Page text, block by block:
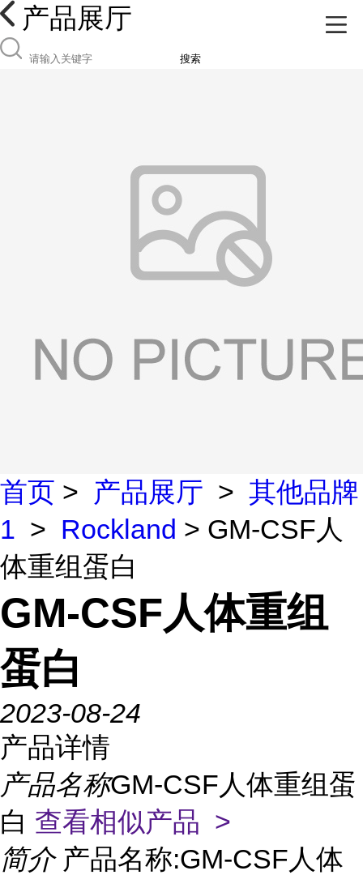
产品展厅
搜索
首页 > 产品展厅 > 其他品牌
1 > Rockland > GM-CSF人
体重组蛋白
GM-CSF人体重组
蛋白
2023-08-24
产品详情
产品名称GM-CSF人体重组蛋
白 查看相似产品 >
简介 产品名称:GM-CSF人体